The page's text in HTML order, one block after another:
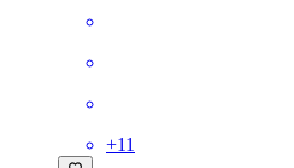
+11